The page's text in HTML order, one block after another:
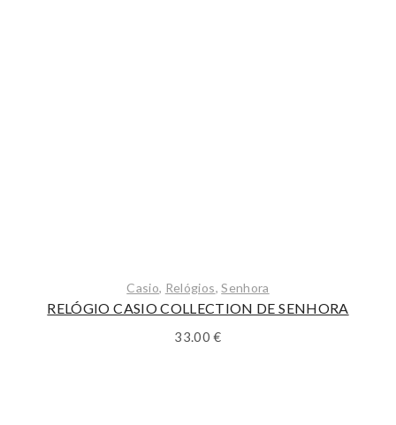
Casio, Relógios,Senhora
RELÓGIO CASIO COLLECTION DE SENHORA
33.00€